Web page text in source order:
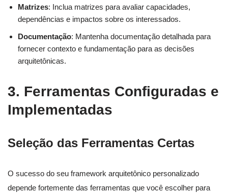
Matrizes: Inclua matrizes para avaliar capacidades,
dependências e impactos sobre os interessados.
Documentação: Mantenha documentação detalhada para
fornecer contexto e fundamentação para as decisões
arquitetônicas.
3. Ferramentas Configuradas e
Implementadas
Seleção das Ferramentas Certas
O sucesso do seu framework arquitetônico personalizado
depende fortemente das ferramentas que você escolher para